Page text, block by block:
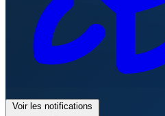
Voir les notifications